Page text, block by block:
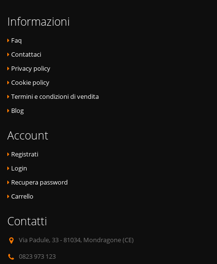
Informazioni
Faq
Contattaci
Privacy policy
Cookie policy
Termini e condizioni di vendita
Blog
Account
Registrati
Login
Recupera password
Carrello
Contatti
Via Padule, 33 - 81034, Mondragone (CE)
0823 973 123